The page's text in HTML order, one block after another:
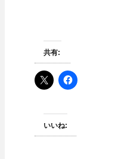
共有:
いいね: